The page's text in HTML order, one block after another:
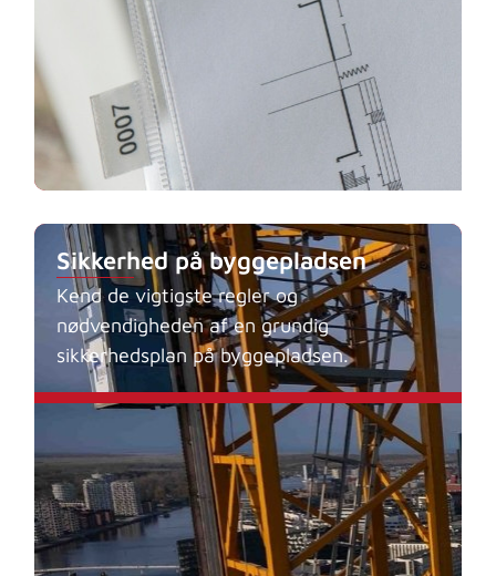
Sikkerhed på byggepladsen
Kend de vigtigste regler og
nødvendigheden af en grundig
sikkerhedsplan på byggepladsen.